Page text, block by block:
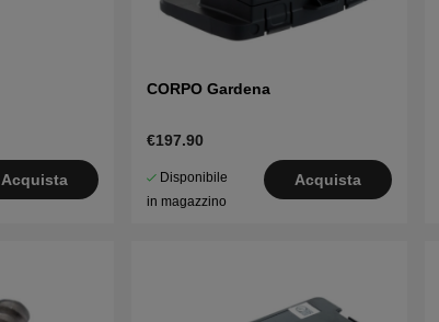
Acquista
CORPO Gardena
€197.90
Disponibile
in magazzino
Acquista